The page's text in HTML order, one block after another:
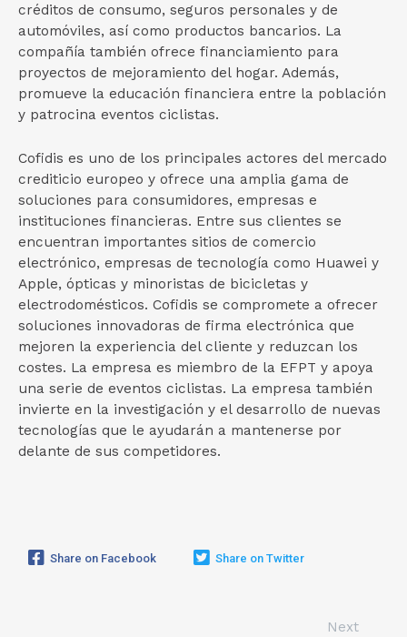
créditos de consumo, seguros personales y de
automóviles, así como productos bancarios. La
compañía también ofrece financiamiento para
proyectos de mejoramiento del hogar. Además,
promueve la educación financiera entre la población
y patrocina eventos ciclistas.
Cofidis es uno de los principales actores del mercado
crediticio europeo y ofrece una amplia gama de
soluciones para consumidores, empresas e
instituciones financieras. Entre sus clientes se
encuentran importantes sitios de comercio
electrónico, empresas de tecnología como Huawei y
Apple, ópticas y minoristas de bicicletas y
electrodomésticos. Cofidis se compromete a ofrecer
soluciones innovadoras de firma electrónica que
mejoren la experiencia del cliente y reduzcan los
costes. La empresa es miembro de la EFPT y apoya
una serie de eventos ciclistas. La empresa también
invierte en la investigación y el desarrollo de nuevas
tecnologías que le ayudarán a mantenerse por
delante de sus competidores.
Share on Facebook Share on Twitter
Next